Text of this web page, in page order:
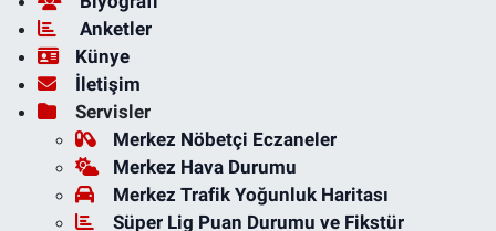
Anketler
Künye
İletişim
Servisler
Merkez Nöbetçi Eczaneler
Merkez Hava Durumu
Merkez Trafik Yoğunluk Haritası
Süper Lig Puan Durumu ve Fikstür